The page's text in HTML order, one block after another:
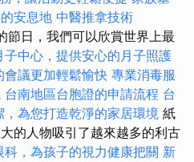
安息地 中醫推拿技術
節日，我們可以欣賞世界上最
子中心，提供安心的月子照護
議更加輕鬆愉快 專業消毒服
台南地區台胞證的申請流程 台
，為您打造乾淨的家居環境 紙
的人物吸引了越來越多的利古
科，為孩子的視力健康把關 新